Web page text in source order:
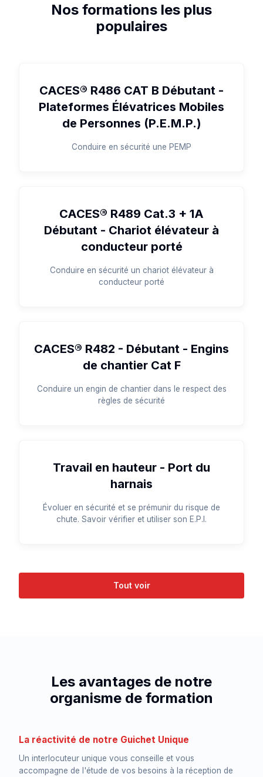
Nos formations les plus
populaires
CACES® R486 CAT B Débutant -
Plateformes Élévatrices Mobiles
de Personnes (P.E.M.P.)
Conduire en sécurité une PEMP
CACES® R489 Cat.3 + 1A
Débutant - Chariot élévateur à
conducteur porté
Conduire en sécurité un chariot élévateur à
conducteur porté
CACES® R482 - Débutant - Engins
de chantier Cat F
Conduire un engin de chantier dans le respect des
règles de sécurité
Travail en hauteur - Port du
harnais
Évoluer en sécurité et se prémunir du risque de
chute. Savoir vérifier et utiliser son E.P.I.
Tout voir
Les avantages de notre
organisme de formation
La réactivité de notre Guichet Unique
Un interlocuteur unique vous conseille et vous
accompagne de l'étude de vos besoins à la réception de